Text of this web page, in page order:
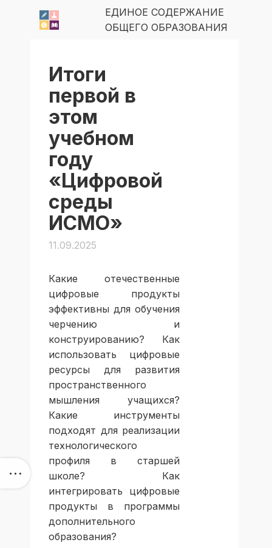
ЕДИНОЕ СОДЕРЖАНИЕ
ОБЩЕГО ОБРАЗОВАНИЯ
Итоги
первой в
этом
учебном
году
«Цифровой
среды
ИСМО»
11.09.2025
Какие отечественные
цифровые продукты
эффективны для обучения
черчению и
конструированию? Как
использовать цифровые
ресурсы для развития
пространственного
мышления учащихся?
Какие инструменты
подходят для реализации
технологического
профиля в старшей
школе? Как
интегрировать цифровые
продукты в программы
дополнительного
образования?